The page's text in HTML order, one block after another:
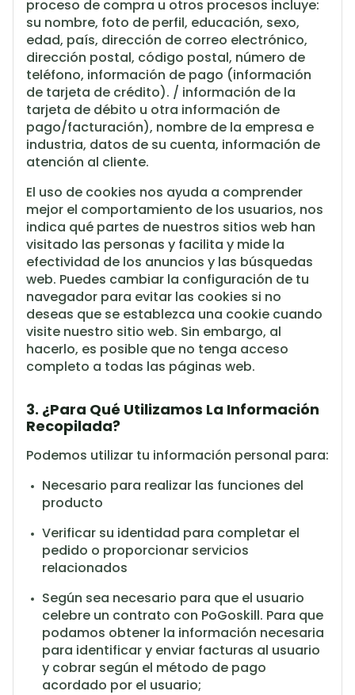
proceso de compra u otros procesos incluye:
su nombre, foto de perfil, educación, sexo,
edad, país, dirección de correo electrónico,
dirección postal, código postal, número de
teléfono, información de pago (información
de tarjeta de crédito). / información de la
tarjeta de débito u otra información de
pago/facturación), nombre de la empresa e
industria, datos de su cuenta, información de
atención al cliente.
El uso de cookies nos ayuda a comprender
mejor el comportamiento de los usuarios, nos
indica qué partes de nuestros sitios web han
visitado las personas y facilita y mide la
efectividad de los anuncios y las búsquedas
web. Puedes cambiar la configuración de tu
navegador para evitar las cookies si no
deseas que se establezca una cookie cuando
visite nuestro sitio web. Sin embargo, al
hacerlo, es posible que no tenga acceso
completo a todas las páginas web.
3. ¿Para Qué Utilizamos La Información
Recopilada?
Podemos utilizar tu información personal para:
Necesario para realizar las funciones del
producto
Verificar su identidad para completar el
pedido o proporcionar servicios
relacionados
Según sea necesario para que el usuario
celebre un contrato con PoGoskill. Para que
podamos obtener la información necesaria
para identificar y enviar facturas al usuario
y cobrar según el método de pago
acordado por el usuario;